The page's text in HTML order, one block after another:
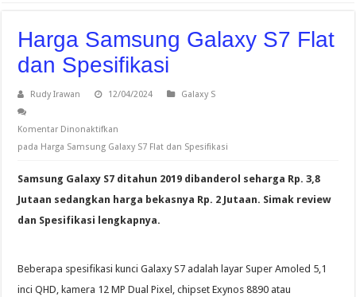
Harga Samsung Galaxy S7 Flat
dan Spesifikasi
Rudy Irawan 12/04/2024 Galaxy S
Komentar Dinonaktifkan
pada Harga Samsung Galaxy S7 Flat dan Spesifikasi
Samsung Galaxy S7 ditahun 2019 dibanderol seharga Rp. 3,8
Jutaan sedangkan harga bekasnya Rp. 2 Jutaan. Simak review
dan Spesifikasi lengkapnya.
Beberapa spesifikasi kunci Galaxy S7 adalah layar Super Amoled 5,1
inci QHD, kamera 12 MP Dual Pixel, chipset Exynos 8890 atau